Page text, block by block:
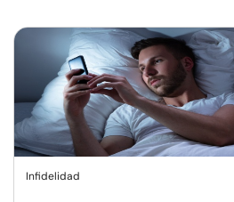
Infidelidad